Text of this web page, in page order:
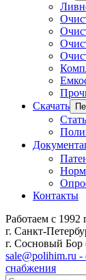
Скачать
Контакты
Работаем с 1992
г. Санкт-
г. Сосновый Бор
sale@polihim.ru -
снабжения